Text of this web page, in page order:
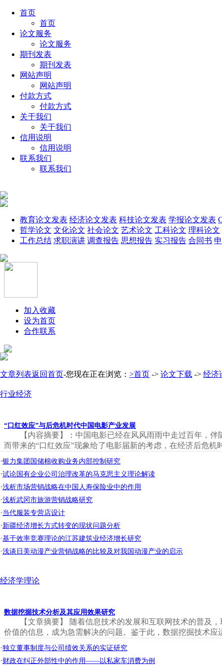
首页
首页
论文服务
论文服务
期刊发表
期刊发表
网站声明
网站声明
付款方式
付款方式
关于我们
关于我们
信用说明
信用说明
联系我们
联系我们
教育论文发表 经济论文发表 科技论文发表 学报论文发表
哲学论文 文化论文 社会论文 艺术论文 工科论文 理科论文
工作总结 求职演讲 调查报告 思想报告 实习报告 合同书
加入收藏
设为首页
合作联系
文章列表返回首页-您现在正在浏览： >首页 -> 论文下载 -> 经济
行业经济
“口红效应”与后危机时代中国电影产业发展
【内容摘要】：中国电影已经在风风雨雨中走过百年，
而带来的“口红效应”现象给了电影届新的考虑，在经济后危机
·银力集团国储棉收购业务内部控制研究
·试论国有企业公司治理改革的马克思主义理论解读
·浅析市场营销战略在中国人寿保险业中的作用
·浅析武冈市旅游营销战略研究
·当代服装专营店设计
·新疆经济增长方式转变的现状问题分析
·基于效率竞赛理论的江苏建筑业经济增长研究
·浅谈日美动漫产业营销战略的比较及对我国动漫产业的启示
经济学理论
数据挖掘技术分析及其应用效果研究
【文章摘要】 随着信息技术的发展和互联网技术的普及
价值的信息，成为急需解决的问题。鉴于此，数据挖掘技术应
·独立董事制度与公司绩效关系的实证研究
·财政在纠正外部性中的作用——以私家车消费为例